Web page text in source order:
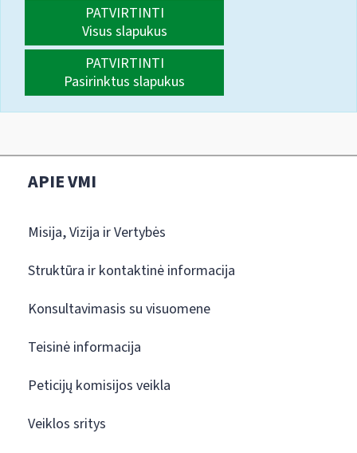
PATVIRTINTI
Visus slapukus
PATVIRTINTI
Pasirinktus slapukus
APIE VMI
Misija, Vizija ir Vertybės
Struktūra ir kontaktinė informacija
Konsultavimasis su visuomene
Teisinė informacija
Peticijų komisijos veikla
Veiklos sritys